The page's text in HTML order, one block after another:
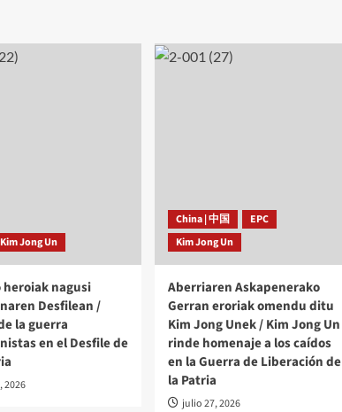
Kim Jong Un
heroiak nagusi
Desfilean /
la guerra
en el Desfile de
2026
China | 中国
EPC
Kim Jong Un
Aberriaren Askapenerako
Gerran eroriak omendu ditu
Kim Jong Unek / Kim Jong Un
rinde homenaje a los caídos
en la Guerra de Liberación de
la Patria
julio 27, 2026